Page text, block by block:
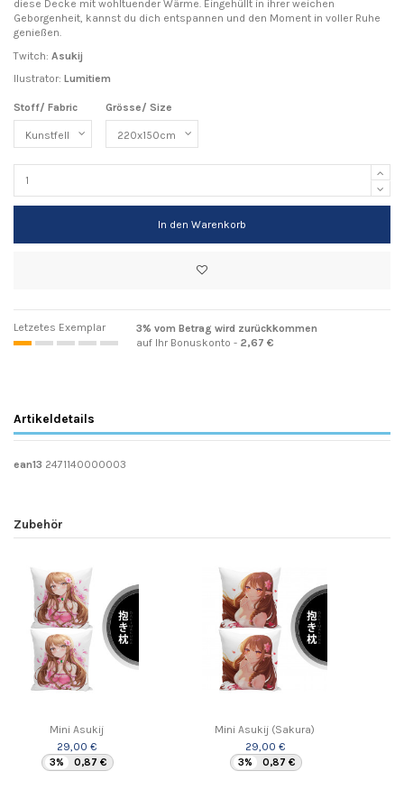
diese Decke mit wohltuender Wärme. Eingehüllt in ihrer weichen
Geborgenheit, kannst du dich entspannen und den Moment in voller Ruhe
genießen.
Twitch: Asukij
Ilustrator: Lumitiem
Stoff/ Fabric Grösse/ Size
In den Warenkorb
Letzetes Exemplar
3% vom Betrag wird zurückkommen
auf Ihr Bonuskonto - 2,67 €
Artikeldetails
ean13 2471140000003
Zubehör
Mini Asukij
29,00 €
3% 0,87 €
Mini Asukij (Sakura)
29,00 €
3% 0,87 €